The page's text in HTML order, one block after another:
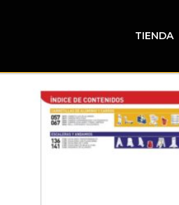
TIENDA